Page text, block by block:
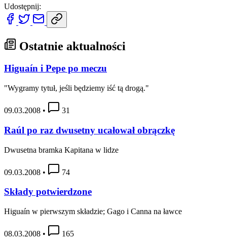
Udostępnij:
Ostatnie aktualności
Higuaín i Pepe po meczu
"Wygramy tytuł, jeśli będziemy iść tą drogą."
09.03.2008 • 31
Raúl po raz dwusetny ucałował obrączkę
Dwusetna bramka Kapitana w lidze
09.03.2008 • 74
Składy potwierdzone
Higuaín w pierwszym składzie; Gago i Canna na ławce
08.03.2008 • 165